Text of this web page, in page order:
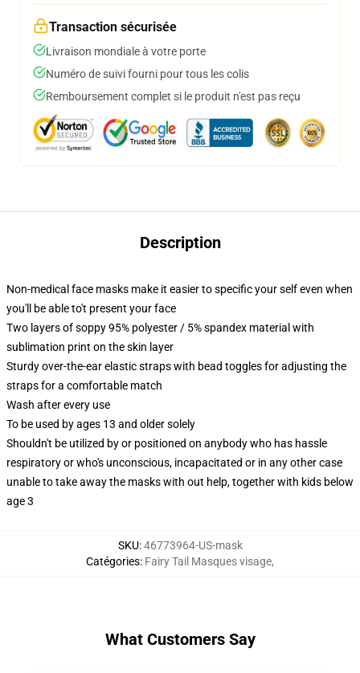
Transaction sécurisée
Livraison mondiale à votre porte
Numéro de suivi fourni pour tous les colis
Remboursement complet si le produit n'est pas reçu
Description
Non-medical face masks make it easier to specific your self even when
you'll be able to't present your face
Two layers of soppy 95% polyester / 5% spandex material with
sublimation print on the skin layer
Sturdy over-the-ear elastic straps with bead toggles for adjusting the
straps for a comfortable match
Wash after every use
To be used by ages 13 and older solely
Shouldn't be utilized by or positioned on anybody who has hassle
respiratory or who's unconscious, incapacitated or in any other case
unable to take away the masks with out help, together with kids below
age 3
SKU:46773964-US-mask
Catégories: Fairy Tail Masques visage,
What Customers Say